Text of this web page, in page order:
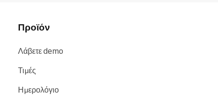
Προϊόν
Λάβετε demo
Τιμές
Ημερολόγιο